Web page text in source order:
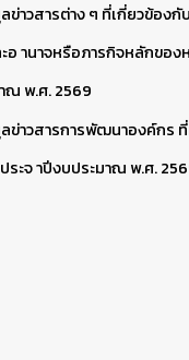
าวสารต่าง ๆ ที่เกี่ยวข้องกั
อ านาจหรือภารกิจหลักของ
ณ พ.ศ. 2569
ข่าวสารการพัฒนาองค์กร
ประจ าปีงบประมาณ พ.ศ.